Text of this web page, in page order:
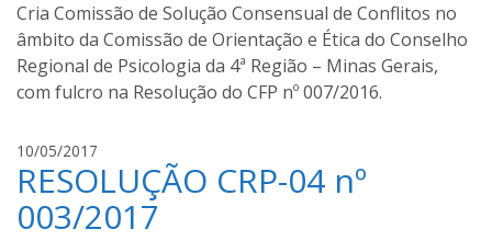
n
a
L
a
d
a
Cria Comissão de Solução Consensual de Conflitos no
âmbito da Comissão de Orientação e Ética do Conselho
Regional de Psicologia da 4ª Região – Minas Gerais,
com fulcro na Resolução do CFP nº 007/2016.
10/05/2017
u
c
i
RESOLUÇÃO CRP-04 nº
003/2017